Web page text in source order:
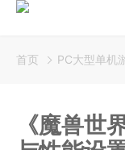
首页 PC大型单机
《魔兽世